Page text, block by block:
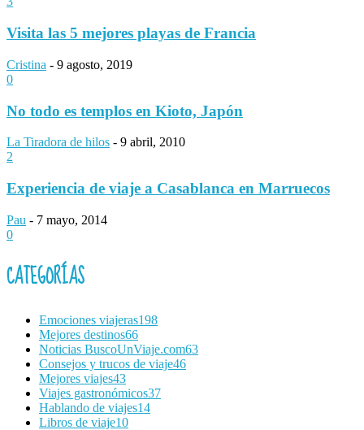
Visita las 5 mejores playas de Francia
Cristina - 9 agosto, 2019
0
No todo es templos en Kioto, Japón
La Tiradora de hilos - 9 abril, 2010
2
Experiencia de viaje a Casablanca en Marruecos
Pau - 7 mayo, 2014
0
CATEGORÍAS
Emociones viajeras198
Mejores destinos66
Noticias BuscoUnViaje.com63
Consejos y trucos de viaje46
Mejores viajes43
Viajes gastronómicos37
Hablando de viajes14
Libros de viaje10